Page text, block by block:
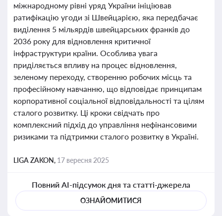
міжнародному рівні уряд України ініціював
ратифікацію угоди зі Швейцарією, яка передбачає
виділення 5 мільярдів швейцарських франків до
2036 року для відновлення критичної
інфраструктури країни. Особлива увага
приділяється впливу на процес відновлення,
зеленому переходу, створенню робочих місць та
професійному навчанню, що відповідає принципам
корпоративної соціальної відповідальності та цілям
сталого розвитку. Ці кроки свідчать про
комплексний підхід до управління нефінансовими
ризиками та підтримки сталого розвитку в Україні.
LIGA ZAKON, 17 вересня 2025
Повний AI-підсумок дня та статті-джерела
ОЗНАЙОМИТИСЯ